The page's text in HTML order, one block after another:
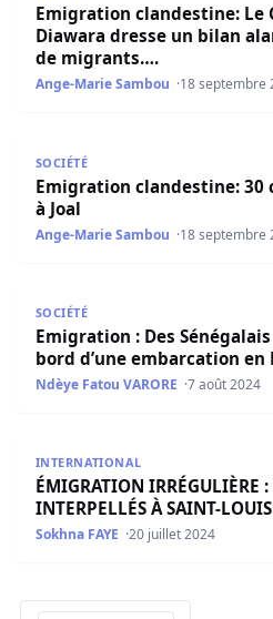
Emigration clandestine: Le
Diawara dresse un bilan
de migrants….
Ange-Marie Sambou 18 septembre
SOCIÉTÉ
Emigration clandestine:
à Joal
Ange-Marie Sambou 18 septembre
SOCIÉTÉ
Emigration : Des
bord d’une embarcation
Ndèye Fatou VARORE 7 août 2024
INTERNATIONAL
ÉMIGRATION IRRÉGULIÈRE
INTERPELLÉS À SAINT-LOUIS
Sokhna FAYE 20 juillet 2024